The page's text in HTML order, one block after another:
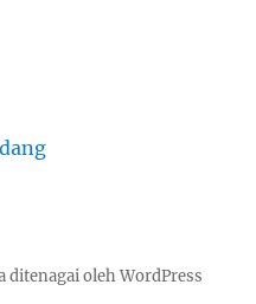
ditenagai oleh WordPress